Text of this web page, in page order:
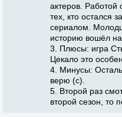
актеров. Работой
тех, кто остался
сериалом.
историю вошёл на
3. Плюсы: игра
Цекало это
4. Минусы:
верю (с).
5. Второй раз
второй сезон, то